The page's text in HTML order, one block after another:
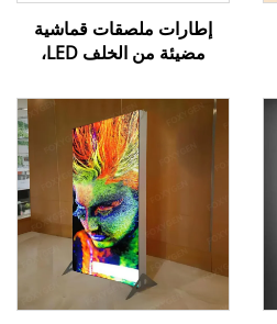
إطارات ملصقات قماشية
مضيئة من الخلف LED،
إطار، صندوق إضاءة SEG
خارجي، صناديق إعلانية
مضيئة